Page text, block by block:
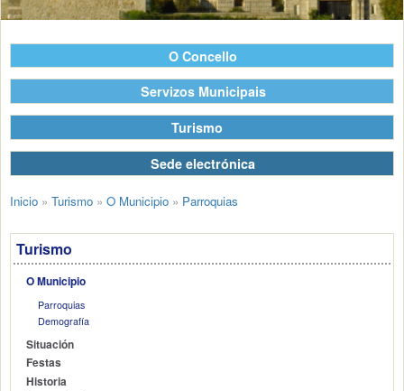
O Concello
Servizos Municipais
Turismo
Sede electrónica
Inicio » Turismo » O Municipio » Parroquias
Turismo
O Municipio
Parroquias
Demografía
Situación
Festas
Historia